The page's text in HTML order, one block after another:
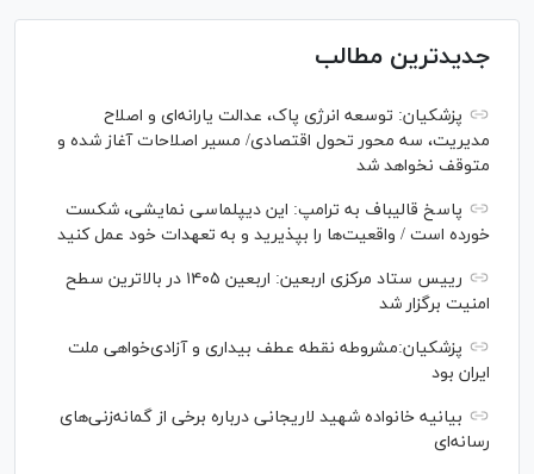
جدیدترین مطالب
پزشکیان: توسعه انرژی پاک، عدالت یارانه‌ای و اصلاح
مدیریت، سه محور تحول اقتصادی/ مسیر اصلاحات آغاز شده و
متوقف نخواهد شد
پاسخ قالیباف به ترامپ: این دیپلماسی نمایشی، شکست
خورده است / واقعیت‌ها را بپذیرید و به تعهدات خود عمل کنید
رییس ستاد مرکزی اربعین: اربعین ۱۴۰۵ در بالاترین سطح
امنیت برگزار شد
پزشکیان:مشروطه نقطه عطف بیداری و آزادی‌خواهی ملت
ایران بود
بیانیه خانواده شهید لاریجانی درباره برخی از گمانه‌زنی‌های
رسانه‌ای